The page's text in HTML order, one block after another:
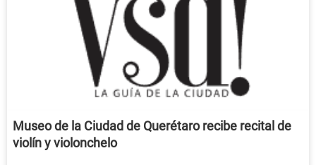
Museo de la Ciudad de Querétaro recibe recital de
violín y violonchelo